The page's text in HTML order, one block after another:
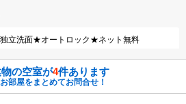
立洗面★オートロック★ネット無料
物の空室が4件あります
部屋をまとめてお問合せ！